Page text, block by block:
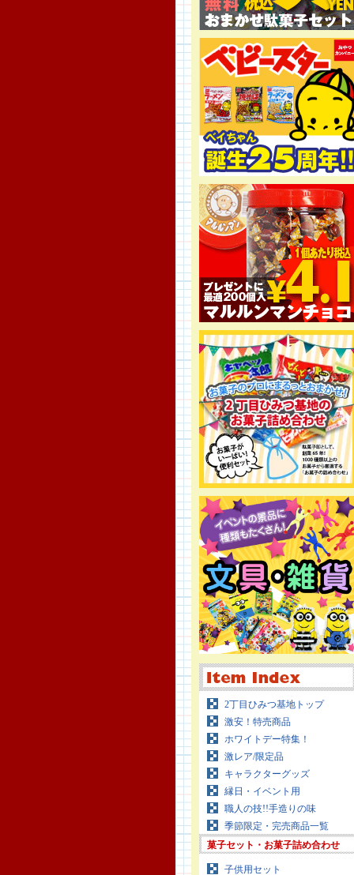
2丁目ひみつ基地トップ
激安！特売商品
ホワイトデー特集！
激レア/限定品
キャラクターグッズ
縁日・イベント用
職人の技!!手造りの味
季節限定・完売商品一覧
菓子セット・お菓子詰め合わせ
子供用セット